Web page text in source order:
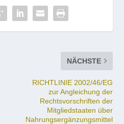
NÄCHSTE
RICHTLINIE 2002/46/EG
zur Angleichung der
Rechtsvorschriften der
Mitgliedstaaten über
Nahrungsergänzungsmittel